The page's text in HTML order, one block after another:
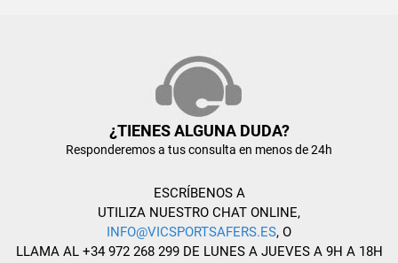
¿TIENES ALGUNA DUDA?
Responderemos a tus consulta en menos de 24h
ESCRÍBENOS A
UTILIZA NUESTRO CHAT ONLINE,
INFO@VICSPORTSAFERS.ES, O
LLAMA AL +34 972 268 299 DE LUNES A JUEVES A 9H A 18H